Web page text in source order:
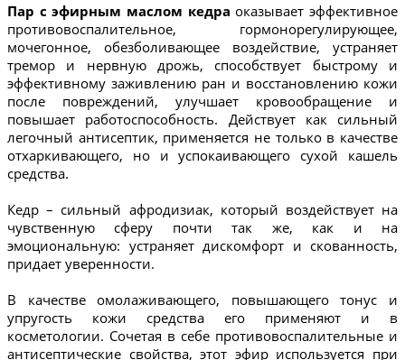
Пар с эфирным маслом кедра оказывает эффективное
противовоспалительное, гормонорегулирующее,
мочегонное, обезболивающее воздействие, устраняет
тремор и нервную дрожь, способствует быстрому и
эффективному заживлению ран и восстановлению кожи
после повреждений, улучшает кровообращение и
повышает работоспособность. Действует как сильный
легочный антисептик, применяется не только в качестве
отхаркивающего, но и успокаивающего сухой кашель
средства.
Кедр – сильный афродизиак, который воздействует на
чувственную сферу почти так же, как и на
эмоциональную: устраняет дискомфорт и скованность,
придает уверенности.
В качестве омолаживающего, повышающего тонус и
упругость кожи средства его применяют и в
косметологии. Сочетая в себе противовоспалительные и
антисептические свойства, этот эфир используется при